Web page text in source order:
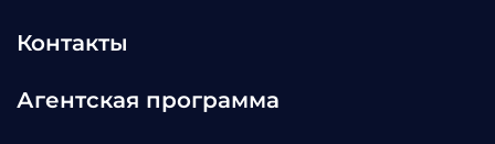
Контакты
Агентская программа